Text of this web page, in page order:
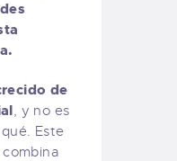
de
, y no es
Este